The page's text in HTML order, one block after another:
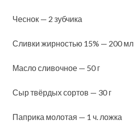
Чеснок — 2 зубчика
Сливки жирностью 15% — 200 мл
Масло сливочное — 50 г
Сыр твёрдых сортов — 30 г
Паприка молотая — 1 ч. ложка